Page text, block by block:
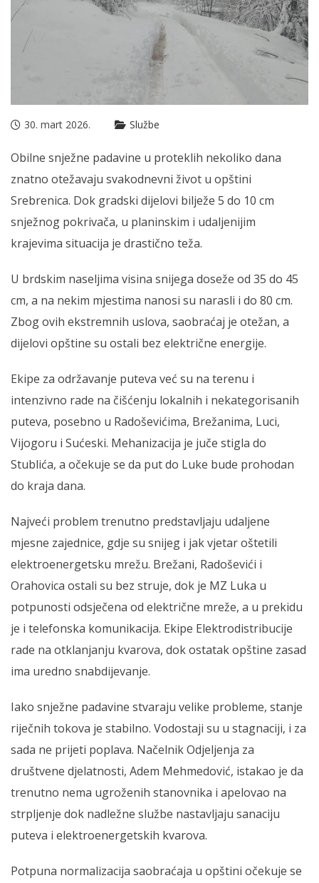
30. mart 2026. Službe
Obilne snježne padavine u proteklih nekoliko dana
znatno otežavaju svakodnevni život u opštini
Srebrenica. Dok gradski dijelovi bilježe 5 do 10 cm
snježnog pokrivača, u planinskim i udaljenijim
krajevima situacija je drastično teža.
U brdskim naseljima visina snijega doseže od 35 do 45
cm, a na nekim mjestima nanosi su narasli i do 80 cm.
Zbog ovih ekstremnih uslova, saobraćaj je otežan, a
dijelovi opštine su ostali bez električne energije.
Ekipe za održavanje puteva već su na terenu i
intenzivno rade na čišćenju lokalnih i nekategorisanih
puteva, posebno u Radoševićima, Brežanima, Luci,
Vijogoru i Sućeski. Mehanizacija je juče stigla do
Stublića, a očekuje se da put do Luke bude prohodan
do kraja dana.
Najveći problem trenutno predstavljaju udaljene
mjesne zajednice, gdje su snijeg i jak vjetar oštetili
elektroenergetsku mrežu. Brežani, Radoševići i
Orahovica ostali su bez struje, dok je MZ Luka u
potpunosti odsječena od električne mreže, a u prekidu
je i telefonska komunikacija. Ekipe Elektrodistribucije
rade na otklanjanju kvarova, dok ostatak opštine zasad
ima uredno snabdijevanje.
Iako snježne padavine stvaraju velike probleme, stanje
riječnih tokova je stabilno. Vodostaji su u stagnaciji, i za
sada ne prijeti poplava. Načelnik Odjeljenja za
društvene djelatnosti, Adem Mehmedović, istakao je da
trenutno nema ugroženih stanovnika i apelovao na
strpljenje dok nadležne službe nastavljaju sanaciju
puteva i elektroenergetskih kvarova.
Potpuna normalizacija saobraćaja u opštini očekuje se